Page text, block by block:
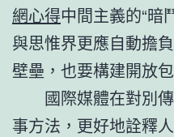
網心得中間主義的“暗
與思惟界更應自動擔
壁壘，也要構建開放
國際媒體在對別
事方法，更好地詮釋